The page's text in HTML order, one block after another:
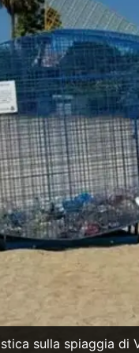
sulla spiaggia di